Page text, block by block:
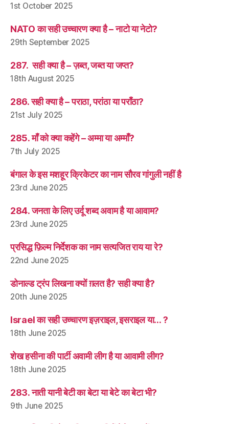
1st October 2025
NATO का सही उच्चारण क्या है – नाटो या नेटो?
29th September 2025
287. सही क्या है – ज़ब्त, जब्त या जप्त?
18th August 2025
286. सही क्या है – पराठा, परांठा या पराँठा?
21st July 2025
285. माँ को क्या कहेंगे – अम्मा या अम्माँ?
7th July 2025
बंगाल के इस मशहूर क्रिकेटर का नाम सौरव गांगुली नहीं है
23rd June 2025
284. जनता के लिए उर्दू शब्द अवाम है या आवाम?
23rd June 2025
प्रसिद्ध फ़िल्म निर्देशक का नाम सत्यजित राय या रे?
22nd June 2025
डोनाल्ड ट्रंप लिखना क्यों ग़लत है? सही क्या है?
20th June 2025
Israel का सही उच्चारण इज़राइल, इसराइल या… ?
18th June 2025
शेख हसीना की पार्टी अवामी लीग है या आवामी लीग?
18th June 2025
283. नाती यानी बेटी का बेटा या बेटे का बेटा भी?
9th June 2025